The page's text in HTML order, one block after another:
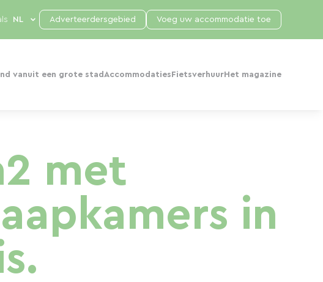
vanuit een grote stad Accommodaties Fietsverhuur Het magazine
Adverteerdersgebied Voeg uw accommodatie toe
met
in